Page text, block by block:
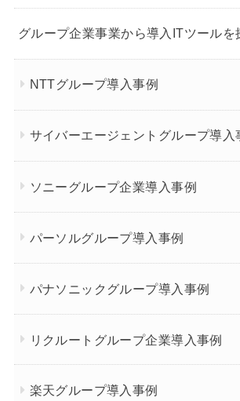
グループ企業事業から導入ITツールを
NTTグループ導入事例
サイバーエージェントグループ導入
ソニーグループ企業導入事例
パーソルグループ導入事例
パナソニックグループ導入事例
リクルートグループ企業導入事例
楽天グループ導入事例